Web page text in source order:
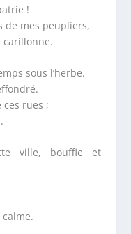
!
de mes peupliers,
carillonne.
sous l’herbe.
rues ;
ville, bouffie et